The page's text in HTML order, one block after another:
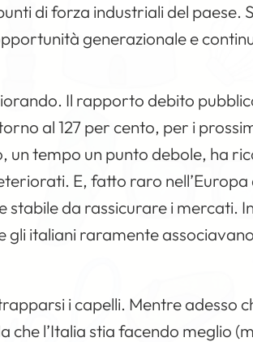
di forza industriali del paese.
generazionale e
Il rapporto debito
al 127 per cento, per i
un tempo un punto debole, ha
E, fatto raro nell’Europa
da rassicurare i mercati.
italiani raramente
i capelli. Mentre adesso
l’Italia stia facendo meglio